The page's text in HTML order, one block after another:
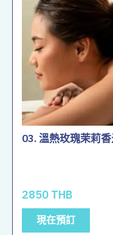
03. 溫熱玫瑰茉莉
2850 THB
現在預訂